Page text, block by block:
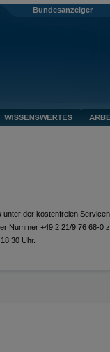
Bundesanzeiger
der kostenfreien
Nummer +49 2 21/9 76 68-0
Uhr.